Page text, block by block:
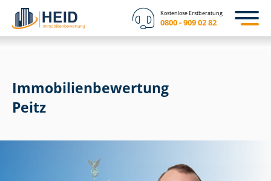
Kostenlose Erstberatung
0800 - 909 02 82
Immobilien­bewertung
Peitz